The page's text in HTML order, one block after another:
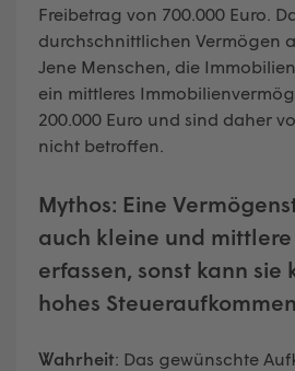
Freibetrag von 700.000 Euro.
durchschnittlichen Vermögen
Jene Menschen, die
ein mittleres
200.000 Euro und sind daher
nicht betroffen.
Mythos: Eine
auch kleine und mittlere
erfassen, sonst kann sie
hohes
Wahrheit: Das gewünschte